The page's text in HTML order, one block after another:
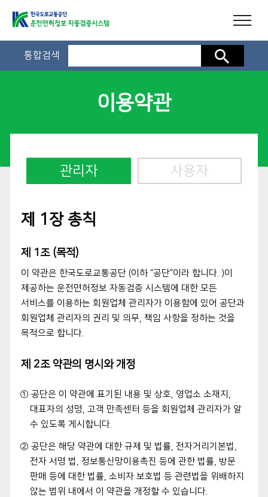
통합검색 검색
이용약관
관리자 사용자
제 1장 총칙
제 1조 (목적)
이 약관은 한국도로교통공단 (이하 “공단”이라 합니다. )이
제공하는 운전면허정보 자동검증 시스템에 대한 모든
서비스를 이용하는 회원업체 관리자가 이용함에 있어 공단과
회원업체 관리자의 권리 및 의무, 책임 사항을 정하는 것을
목적으로 합니다.
제 2조 약관의 명시와 개정
① 공단은 이 약관에 표기된 내용 및 상호, 영업소 소재지,
대표자의 성명, 고객 만족센터 등을 회원업체 관리자가 알
수 있도록 게시합니다.
② 공단은 해당 약관에 대한 규제 및 법률, 전자거리기본법,
전자 서명 법, 정보통신망이용촉진 등에 관한 법률, 방문
판매 등에 대한 법률, 소비자 보호법 등 관련법을 위배하지
않는 범위 내에서 이 약관을 개정할 수 있습니다.